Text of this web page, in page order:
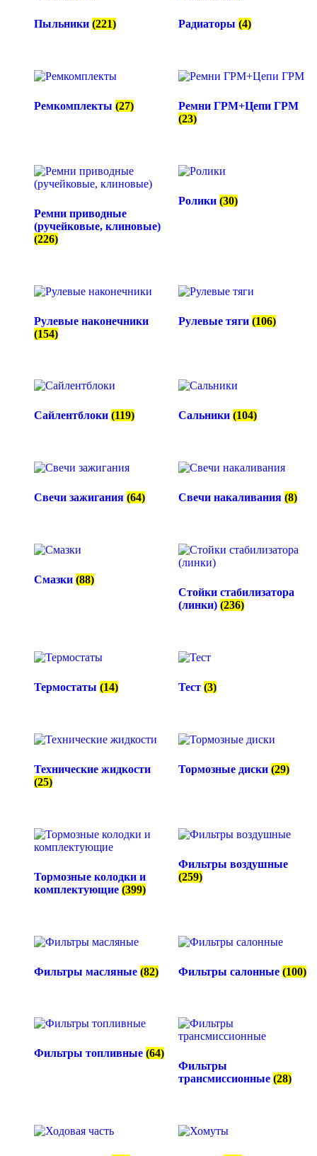
Пыльники (221) Радиаторы (4)
Ремкомплекты (27)
Ремни ГРМ+Цепи ГРМ
(23)
Ремни приводные
(ручейковые, клиновые)
(226)
Ролики (30)
Рулевые наконечники
(154)
Рулевые тяги (106)
Сайлентблоки (119) Сальники (104)
Свечи зажигания (64) Свечи накаливания (8)
Смазки (88)
Стойки стабилизатора
(линки) (236)
Термостаты (14) Тест (3)
Технические жидкости
(25)
Тормозные диски (29)
Тормозные колодки и
комплектующие (399)
Фильтры воздушные
(259)
Фильтры масляные (82) Фильтры салонные (100)
Фильтры топливные (64)
Фильтры
трансмиссионные (28)